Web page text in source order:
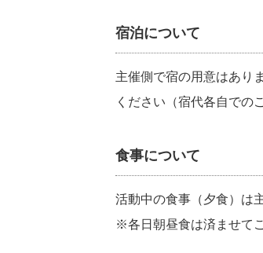
宿泊について
主催側で宿の用意はあり
ください（宿代各自での
食事について
活動中の食事（夕食）は
※各日朝昼食は済ませて